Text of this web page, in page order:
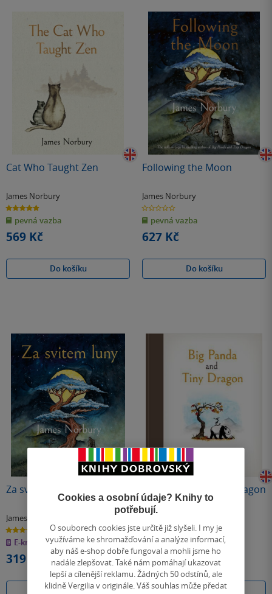
Cat Who Taught Zen
James Norbury
4.9
z
5
hvězdiček
pevná vazba
569 Kč
Do košíku
Following the Moon
James Norbury
0.0
z
5
hvězdiček
pevná vazba
627 Kč
Do košíku
Za svitem luny
James Norbury
4.9
z
5
hvězdiček
E-kniha
319 Kč
Koupit
Poškozené
Big Panda and Tiny Dragon
(poškozená)
James Norbury
4.8
5
hvězdiček
pevná vazba
399 Kč
Běžně589 Kč
Do košíku
Cookies a osobní údaje? Knihy to
potřebují.
O souborech cookies jste určitě již slyšeli. I my je
využíváme ke shromažďování a analýze informací,
aby náš e-shop dobře fungoval a mohli jsme ho
nadále zlepšovat. Také nám pomáhají ukazovat
lepší a cílenější reklamu. Žádných 50 odstínů, ale
klidně Vergilia v originále. Váš souhlas může předat